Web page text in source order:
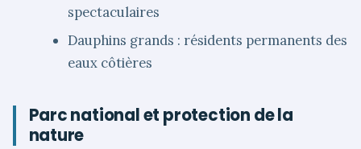
spectaculaires
Dauphins grands : résidents permanents des
eaux côtières
Parc national et protection de la
nature